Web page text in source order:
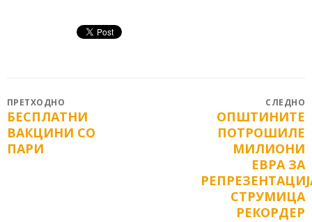
Post
navigation
ПРЕТХОДНО
Previous
post:
БЕСПЛАТНИ
ВАКЦИНИ СО
ПАРИ
СЛЕДНО
Next
post:
ОПШТИНИТЕ
ПОТРОШИЛЕ
МИЛИОНИ
ЕВРА ЗА
СТРУМИЦА
РЕКОРДЕР